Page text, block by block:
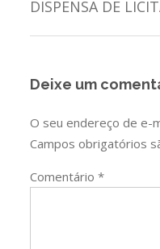
DISPENSA DE
Deixe um
O seu endereço de e-
Campos obrigatórios
Comentário*